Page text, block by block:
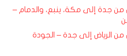
جدة إلى مكة، ينبع، والدمام –
الرياض إلى جدة – الجودة